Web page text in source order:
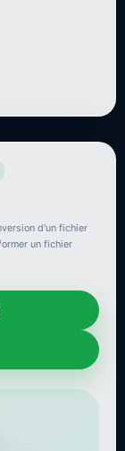
d'un fichier
un fichier